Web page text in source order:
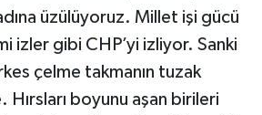
üzülüyoruz. Millet işi gücü
izler gibi CHP’yi izliyor. Sanki
çelme takmanın tuzak
Hırsları boyunu aşan birileri